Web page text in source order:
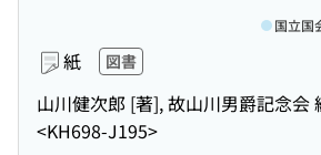
紙 図書
山川健次郎 [著], 故山川男爵記念会
<KH698-J195>
国立国